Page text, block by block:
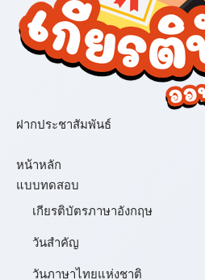
ฝากประชาสัมพันธ์
หน้าหลัก
แบบทดสอบ
เกียรติบัตรภาษาอังกฤษ
วันสำคัญ
วันภาษาไทยแห่งชาติ